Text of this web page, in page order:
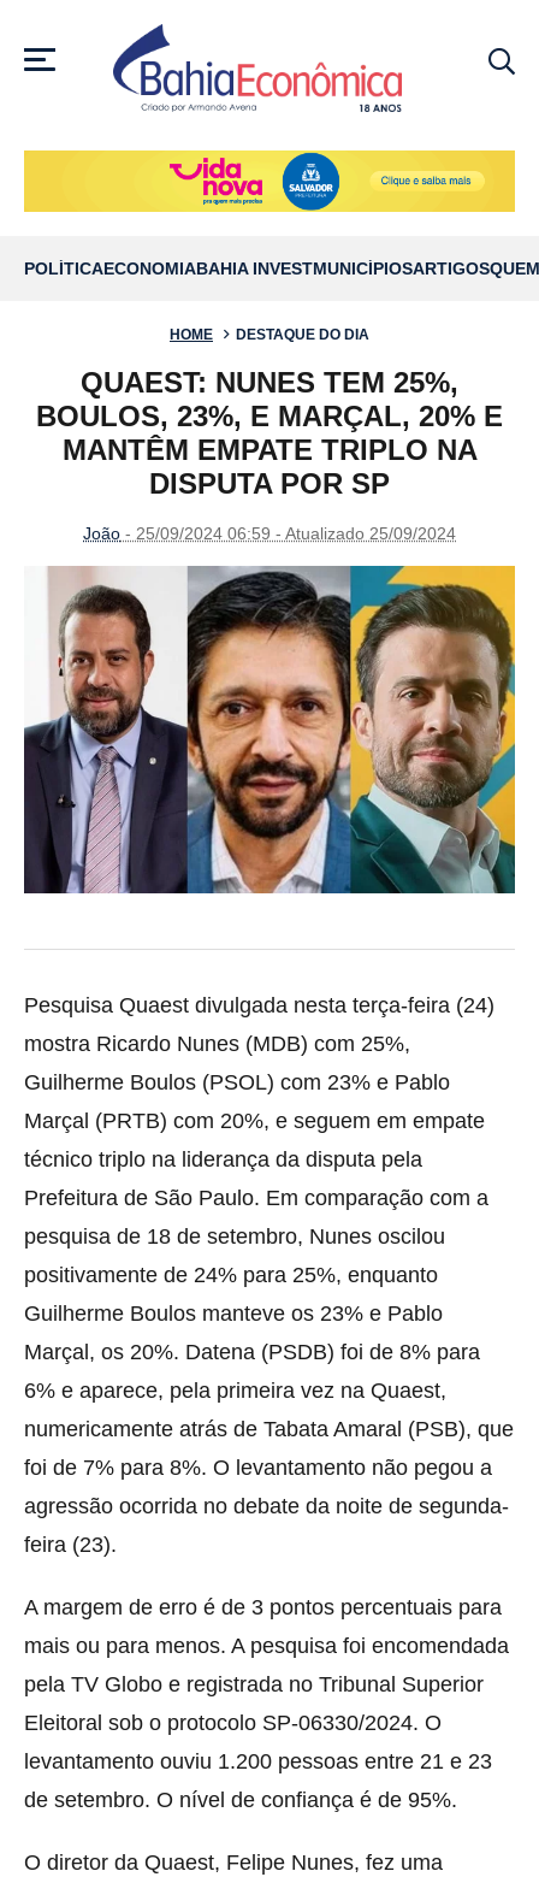
MENU
POLÍTICAECONOMIABAHIA INVESTMUNICÍPIOSARTIGOS
HOME DESTAQUE DO DIA
QUAEST: NUNES TEM 25%,
BOULOS, 23%, E MARÇAL, 20% E
MANTÊM EMPATE TRIPLO NA
DISPUTA POR SP
João - 25/09/2024 06:59 - Atualizado 25/09/2024
Pesquisa Quaest divulgada nesta terça-feira (24)
mostra Ricardo Nunes (MDB) com 25%,
Guilherme Boulos (PSOL) com 23% e Pablo
Marçal (PRTB) com 20%, e seguem em empate
técnico triplo na liderança da disputa pela
Prefeitura de São Paulo. Em comparação com a
pesquisa de 18 de setembro, Nunes oscilou
positivamente de 24% para 25%, enquanto
Guilherme Boulos manteve os 23% e Pablo
Marçal, os 20%. Datena (PSDB) foi de 8% para
6% e aparece, pela primeira vez na Quaest,
numericamente atrás de Tabata Amaral (PSB), que
foi de 7% para 8%. O levantamento não pegou a
agressão ocorrida no debate da noite de segunda-
feira (23).
A margem de erro é de 3 pontos percentuais para
mais ou para menos. A pesquisa foi encomendada
pela TV Globo e registrada no Tribunal Superior
Eleitoral sob o protocolo SP-06330/2024. O
levantamento ouviu 1.200 pessoas entre 21 e 23
de setembro. O nível de confiança é de 95%.
O diretor da Quaest, Felipe Nunes, fez uma